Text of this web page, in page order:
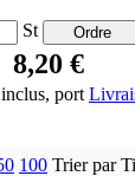
St
8,20 €
port
100 Trier par